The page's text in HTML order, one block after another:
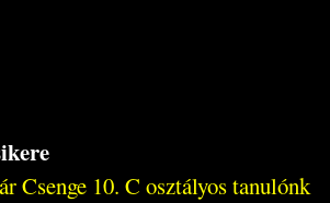
Csenge 10. C osztályos tanulónk